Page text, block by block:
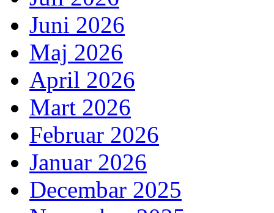
Juni 2026
Maj 2026
April 2026
Mart 2026
Februar 2026
Januar 2026
Decembar 2025